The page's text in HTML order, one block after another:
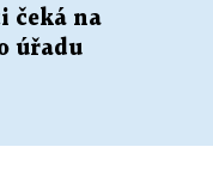
čeká na
úřadu